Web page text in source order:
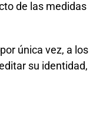
de las medidas
única vez, a los
su identidad,